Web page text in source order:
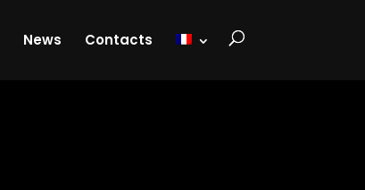
News Contacts